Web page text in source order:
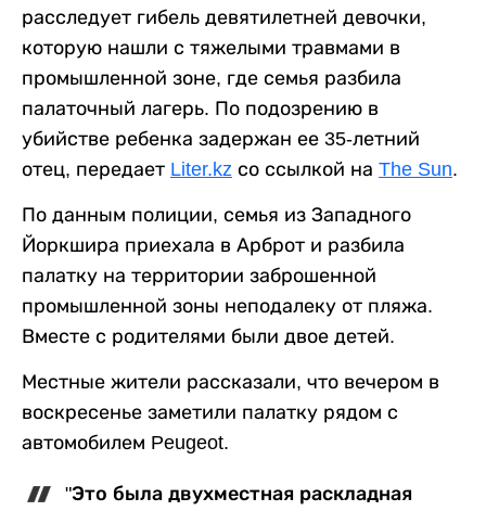
расследует гибель девятилетней девочки,
которую нашли с тяжелыми травмами в
промышленной зоне, где семья разбила
палаточный лагерь. По подозрению в
убийстве ребенка задержан ее 35-летний
отец, передает Liter.kz со ссылкой на The Sun.
По данным полиции, семья из Западного
Йоркшира приехала в Арброт и разбила
палатку на территории заброшенной
промышленной зоны неподалеку от пляжа.
Вместе с родителями были двое детей.
Местные жители рассказали, что вечером в
воскресенье заметили палатку рядом с
автомобилем Peugeot.
"Это была двухместная раскладная